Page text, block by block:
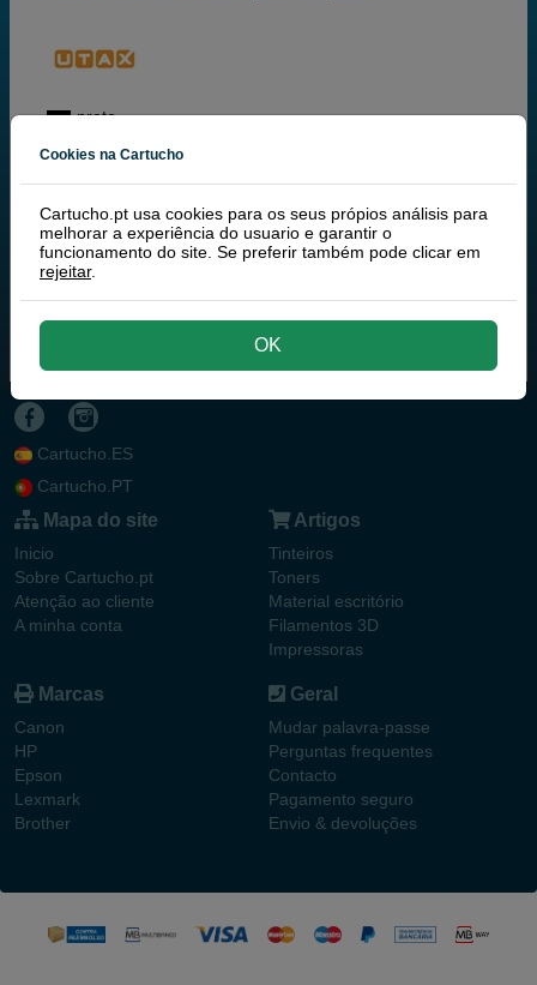
preto
14,50 €
11,79 € iva ex
comprar >
Cartucho.ES
Cartucho.PT
Mapa do site
Inicio
Sobre Cartucho.pt
Atenção ao cliente
A minha conta
Artigos
Tinteiros
Toners
Material escritório
Filamentos 3D
Impressoras
Marcas
Canon
HP
Epson
Lexmark
Brother
Geral
Mudar palavra-passe
Perguntas frequentes
Contacto
Pagamento seguro
Envio & devoluções
Cookies na Cartucho
Cartucho.pt usa cookies para os seus própios análisis para
melhorar a experiência do usuario e garantir o
funcionamento do site. Se preferir também pode clicar em
rejeitar.
OK